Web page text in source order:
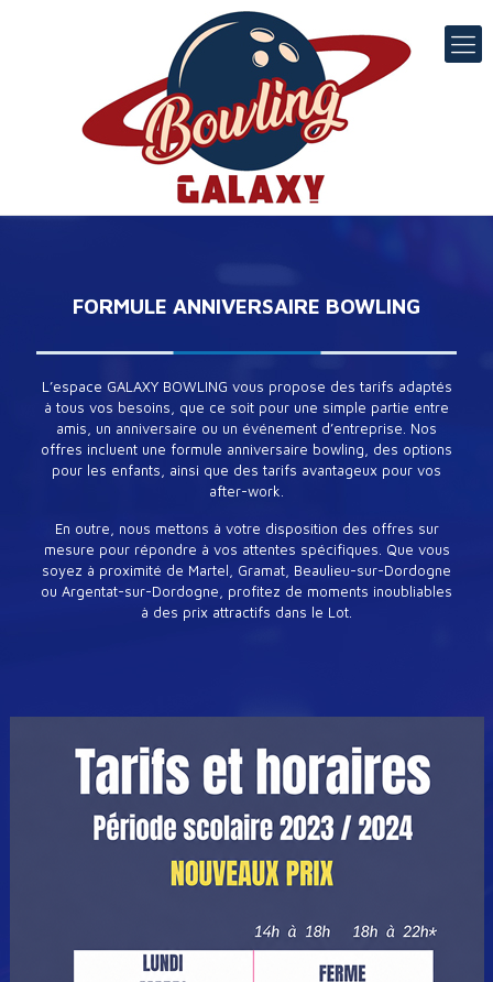
FORMULE ANNIVERSAIRE BOWLING
L’espace GALAXY BOWLING vous propose des tarifs adaptés
à tous vos besoins, que ce soit pour une simple partie entre
amis, un anniversaire ou un événement d’entreprise. Nos
offres incluent une formule anniversaire bowling, des options
pour les enfants, ainsi que des tarifs avantageux pour vos
after-work.
En outre, nous mettons à votre disposition des offres sur
mesure pour répondre à vos attentes spécifiques. Que vous
soyez à proximité de Martel, Gramat, Beaulieu-sur-Dordogne
ou Argentat-sur-Dordogne, profitez de moments inoubliables
à des prix attractifs dans le Lot.